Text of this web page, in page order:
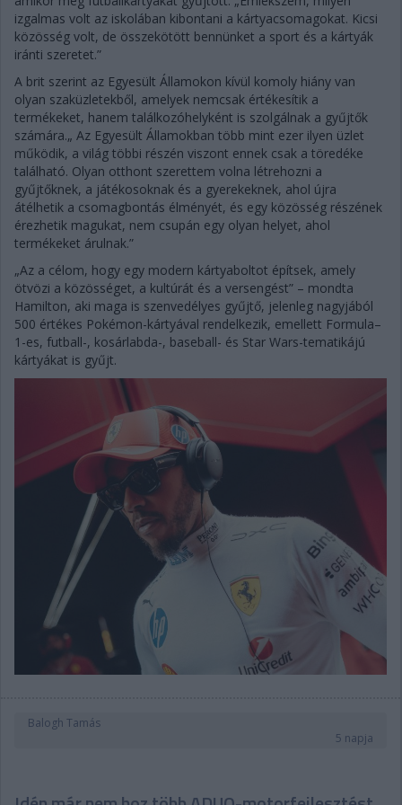
izgalmas volt az iskolában kibontani a kártyacsomagokat. Kicsi
közösség volt, de összekötött bennünket a sport és a kártyák
iránti szeretet.”
A brit szerint az Egyesült Államokon kívül komoly hiány van
olyan szaküzletekből, amelyek nemcsak értékesítik a
termékeket, hanem találkozóhelyként is szolgálnak a gyűjtők
számára.„ Az Egyesült Államokban több mint ezer ilyen üzlet
működik, a világ többi részén viszont ennek csak a töredéke
található. Olyan otthont szerettem volna létrehozni a
gyűjtőknek, a játékosoknak és a gyerekeknek, ahol újra
átélhetik a csomagbontás élményét, és egy közösség részének
érezhetik magukat, nem csupán egy olyan helyet, ahol
termékeket árulnak.”
„Az a célom, hogy egy modern kártyaboltot építsek, amely
ötvözi a közösséget, a kultúrát és a versengést” – mondta
Hamilton, aki maga is szenvedélyes gyűjtő, jelenleg nagyjából
500 értékes Pokémon-kártyával rendelkezik, emellett Formula–
1-es, futball-, kosárlabda-, baseball- és Star Wars-tematikájú
kártyákat is gyűjt.
Balogh Tamás
5 napja